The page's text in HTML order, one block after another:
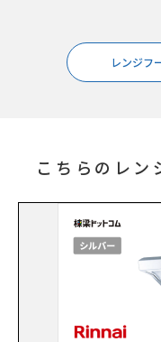
レンジフ
こちらのレン